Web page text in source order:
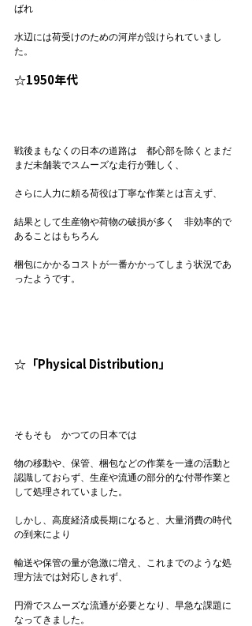
ばれ
水辺には荷受けのための河岸が設けられていまし
☆1950年代
戦後まもなくの日本の道路は　都心部を除くとまだ
まだ未舗装でスムーズな走行が難しく、
さらに人力に頼る荷役は丁寧な作業とは言えず、
結果として生産物や荷物の破損が多く　非効率的で
あることはもちろん
梱包にかかるコストが一番かかってしまう状況であ
☆「Physical Distribution」
そもそも　かつての日本では
物の移動や、保管、梱包などの作業を一連の活動と
認識しておらず、生産や流通の部分的な付帯作業と
して処理されていました。
しかし、高度経済成長期になると、大量消費の時代
の到来により
輸送や保管の量が急激に増え、これまでのような処
理方法では対応しきれず、
円滑でスムーズな流通が必要となり、早急な課題に
なってきました。